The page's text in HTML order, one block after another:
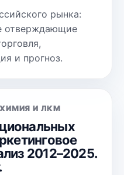
рынка:
отверждающие
и прогноз.
И ЛКМ
2012–2025.